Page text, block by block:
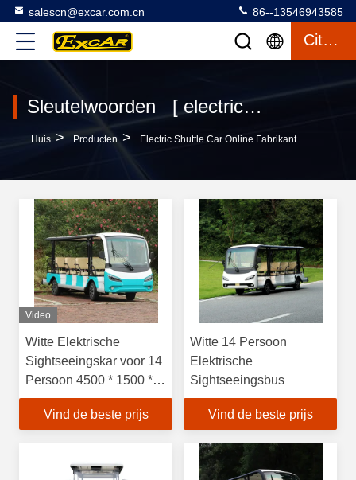
salescn@excar.com.cn 86--13546943585
Citaat
Sleutelwoorden [ electric shuttle car ] Overeenkomst 87 producten
Huis > Producten > Electric Shuttle Car Online Fabrikant
Video
Witte Elektrische
Sightseeingskar voor 14
Persoon 4500 * 1500 *
200 MM.
Vind de beste prijs
Witte 14 Persoon
Elektrische
Sightseeingsbus
Vind de beste prijs